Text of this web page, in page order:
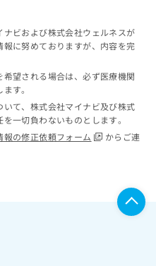
ビおよび株式会社ウェルネスが
に努めておりますが、内容を完
望される場合は、必ず医療機関
す。
て、株式会社マイナビ及び株式
一切負わないものとします。
報の修正依頼フォーム
からご連